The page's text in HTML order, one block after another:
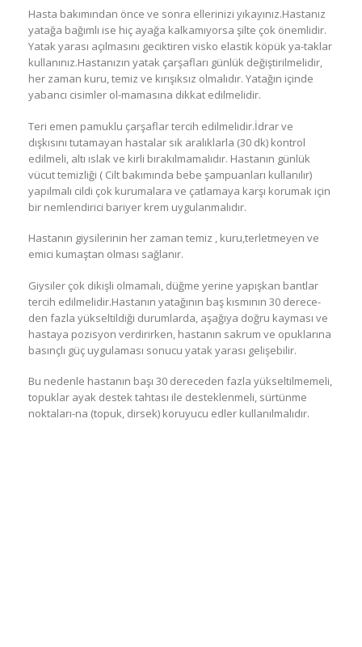
Hasta bakımından önce ve sonra ellerinizi yıkayınız.Hastanız
yatağa bağımlı ise hiç ayağa kalkamıyorsa şilte çok önemlidir.
Yatak yarası açılmasını geciktiren visko elastik köpük ya-taklar
kullanınız.Hastanızın yatak çarşafları günlük değiştirilmelidir,
her zaman kuru, temiz ve kırışıksız olmalıdır. Yatağın içinde
yabancı cisimler ol-mamasına dikkat edilmelidir.
Teri emen pamuklu çarşaflar tercih edilmelidir.İdrar ve
dışkısını tutamayan hastalar sık aralıklarla (30 dk) kontrol
edilmeli, altı ıslak ve kirli bırakılmamalıdır. Hastanın günlük
vücut temizliği ( Cilt bakımında bebe şampuanları kullanılır)
yapılmalı cildi çok kurumalara ve çatlamaya karşı korumak için
bir nemlendirici bariyer krem uygulanmalıdır.
Hastanın giysilerinin her zaman temiz , kuru,terletmeyen ve
emici kumaştan olması sağlanır.
Giysiler çok dikişli olmamalı, düğme yerine yapışkan bantlar
tercih edilmelidir.Hastanın yatağının baş kısmının 30 derece-
den fazla yükseltildiği durumlarda, aşağıya doğru kayması ve
hastaya pozisyon verdirirken, hastanın sakrum ve opuklarına
basınçlı güç uygulaması sonucu yatak yarası gelişebilir.
Bu nedenle hastanın başı 30 dereceden fazla yükseltilmemeli,
topuklar ayak destek tahtası ile desteklenmeli, sürtünme
noktaları-na (topuk, dirsek) koruyucu edler kullanılmalıdır.